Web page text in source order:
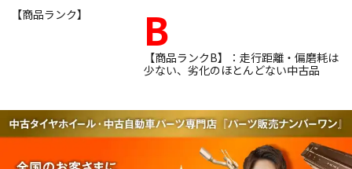
【商品ランク】
B
【商品ランクB】：走行距離・偏磨耗は
少ない、劣化のほとんどない中古品